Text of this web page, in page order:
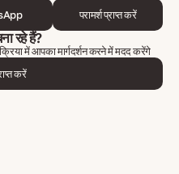
परामर्श प्राप्त करें
रहे हैं?
में आपका मार्गदर्शन करने में मदद करेंगे
करें